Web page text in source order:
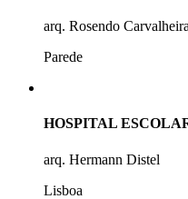
arq. Rosendo Carvalheira
Parede
HOSPITAL
arq. Hermann Distel
Lisboa